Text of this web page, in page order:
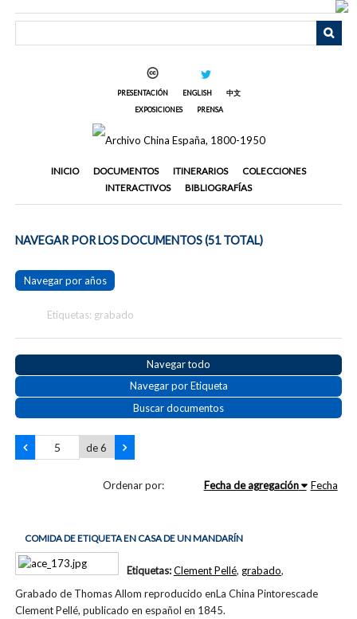
PRESENTACIÓN ENGLISH
中文
EXPOSICIONES
PRENSA
INICIO DOCUMENTOS ITINERARIOS
COLECCIONES
INTERACTIVOS
BIBLIOGRAFÍAS
NAVEGAR POR LOS DOCUMENTOS (51 TOTAL)
Navegar por años
Etiquetas: grabado
Navegar todo
Navegar por Etiqueta
Buscar documentos
de 6
Ordenar por: Fecha de agregación Fecha
COMIDA DE ETIQUETA EN CASA DE UN MANDARÍN
Grabado de Thomas Allom reproducido enLa China Pintorescade
Clement Pellé, publicado en español en 1845.
Etiquetas:Clement Pellé, grabado,